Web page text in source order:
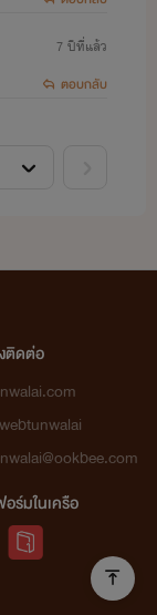
7 ปีที่แล้ว
ตอบกลับ
ติดต่อ
ร์มในเครือ